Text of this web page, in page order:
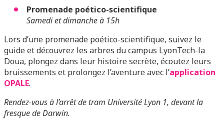
Promenade poético-scientifique
Samedi et dimanche à 15h
Lors d’une promenade poético-scientifique, suivez le
guide et découvrez les arbres du campus LyonTech-la
Doua, plongez dans leur histoire secrète, écoutez leurs
bruissements et prolongez l’aventure avec l’application
OPALE.
Rendez-vous à l’arrêt de tram Université Lyon 1, devant la
fresque de Darwin.